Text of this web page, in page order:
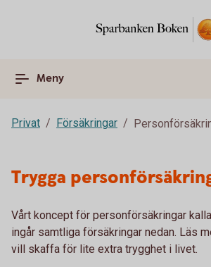
Meny
Privat Försäkringar
Trygga
Vårt koncept för personförsäkringar
ingår samtliga försäkringar nedan. Läs
vill skaffa för lite extra trygghet i livet.